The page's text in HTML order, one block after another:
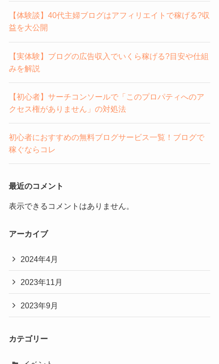
【体験談】40代主婦ブログはアフィリエイトで稼げる?収
益を大公開
【実体験】ブログの広告収入でいくら稼げる?目安や仕組
みを解説
【初心者】サーチコンソールで「このプロパティへのア
クセス権がありません」の対処法
初心者におすすめの無料ブログサービス一覧！ブログで
稼ぐならコレ
最近のコメント
表示できるコメントはありません。
アーカイブ
2024年4月
2023年11月
2023年9月
カテゴリー